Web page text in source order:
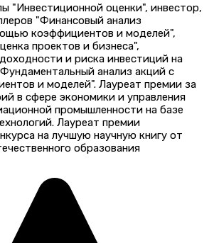
"Инвестиционной оценки", инвестор,
"Финансовый анализ
коэффициентов и моделей",
проектов и бизнеса",
и риска инвестиций на
анализ акций с
и моделей". Лауреат премии за
в сфере экономики и управления
промышленности на базе
Лауреат премии
на лучшую научную книгу от
образования